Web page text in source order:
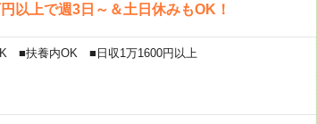
上で週3日～＆土日休みもOK！
■扶養内OK ■日収1万1600円以上